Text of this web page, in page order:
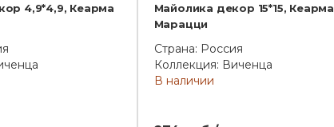
4,9*4,9, Кеарма
Майолика декор 15*15, Кеарма
Марацци
Страна: Россия
Коллекция: Виченца
В наличии